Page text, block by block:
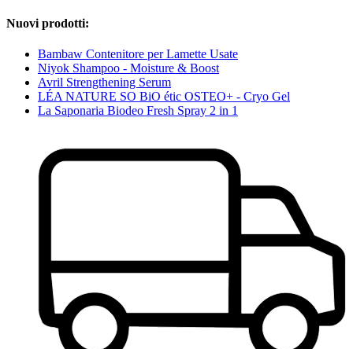
Nuovi prodotti:
Bambaw Contenitore per Lamette Usate
Niyok Shampoo - Moisture & Boost
Avril Strengthening Serum
LÉA NATURE SO BiO étic OSTEO+ - Cryo Gel
La Saponaria Biodeo Fresh Spray 2 in 1